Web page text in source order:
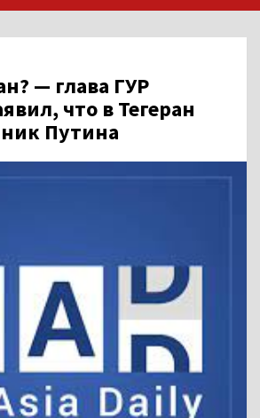
— глава ГУР
что в Тегеран
Путина